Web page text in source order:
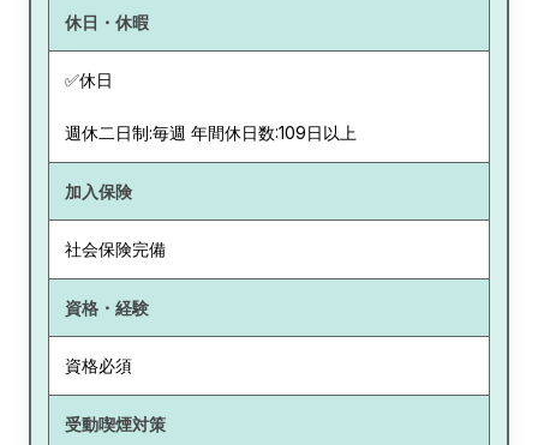
休日・休暇
✅休日
週休二日制:毎週 年間休日数:109日以上
加入保険
社会保険完備
資格・経験
資格必須
受動喫煙対策